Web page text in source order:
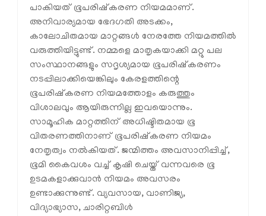
പാകിയത് ഭൂപരിഷ്‌കരണ നിയമമാണ്.
അനിവാര്യമായ ഭേദഗതി അടക്കം,
കാലോചിതമായ മാറ്റങ്ങൾ നേരത്തേ നിയമത്തിൽ
വരുത്തിയിട്ടുണ്ട്. നമ്മളെ മാതൃകയാക്കി മറ്റു പല
സംസ്ഥാനങ്ങളും സദൃശ്യമായ ഭൂപരിഷ്‌കരണം
നടപ്പിലാക്കിയെങ്കിലും കേരളത്തിന്റെ
ഭൂപരിഷ്‌കരണ നിയമത്തോളം കരുത്തും
വിശാലവും ആയിരുന്നില്ല ഇവയൊന്നും.
സാമൂഹിക മാറ്റത്തിന് അധിഷ്ടിതമായ ഭൂ
വിതരണത്തിനാണ് ഭൂപരിഷ്‌കരണ നിയമം
നേതൃത്വം നൽകിയത്. ജന്മിത്തം അവസാനിപ്പിച്ച്,
ഭൂമി കൈവശം വച്ച് കൃഷി ചെയ്ത് വന്നവരെ ഭൂ
ഉടമകളാക്കുവാൻ നിയമം അവസരം
ഉണ്ടാക്കുന്നുണ്ട്. വ്യവസായ, വാണിജ്യ,
വിദ്യാഭ്യാസ, ചാരിറ്റബിൾ